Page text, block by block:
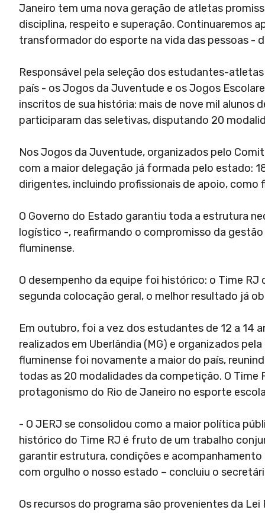
Janeiro tem uma nova geração de atletas
disciplina, respeito e superação. Continuaremos
transformador do esporte na vida das pessoas -
Responsável pela seleção dos estudantes-
país - os Jogos da Juventude e os Jogos
inscritos de sua história: mais de nove mil alunos
participaram das seletivas, disputando 20
Nos Jogos da Juventude, organizados pelo
com a maior delegação já formada pelo estado:
dirigentes, incluindo profissionais de apoio,
O Governo do Estado garantiu toda a estrutura
logístico -, reafirmando o compromisso da
fluminense.
O desempenho da equipe foi histórico: o Time
segunda colocação geral, o melhor resultado já
Em outubro, foi a vez dos estudantes de 12 a 14
realizados em Uberlândia (MG) e organizados
fluminense foi novamente a maior do país,
todas as 20 modalidades da competição. O
protagonismo do Rio de Janeiro no esporte
- O JERJ se consolidou como a maior política
histórico do Time RJ é fruto de um trabalho
garantir estrutura, condições e
com orgulho o nosso estado – concluiu o
Os recursos do programa são provenientes da